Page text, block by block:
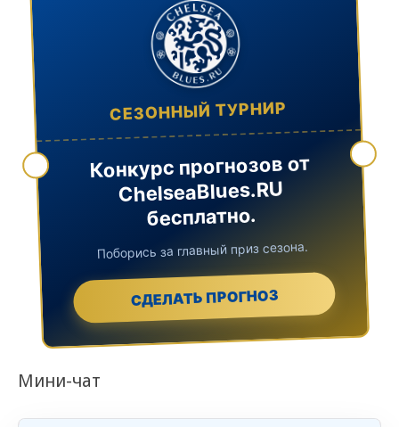
СЕЗОННЫЙ ТУРНИР
Конкурс прогнозов от
ChelseaBlues.RU
бесплатно.
Поборись за главный приз сезона.
СДЕЛАТЬ ПРОГНОЗ
Мини-чат